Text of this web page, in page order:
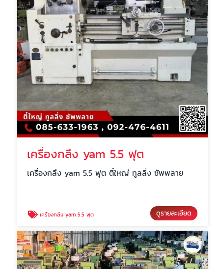
เครื่องกลึง yam 5.5 ฟุต
เครื่องกลึง yam 5.5 ฟุต ตี๋ใหญ่ ทูลลิ่ง ซัพพลาย
เครื่องกลึง yam 5.5 ฟุต ดูรายละเอียด